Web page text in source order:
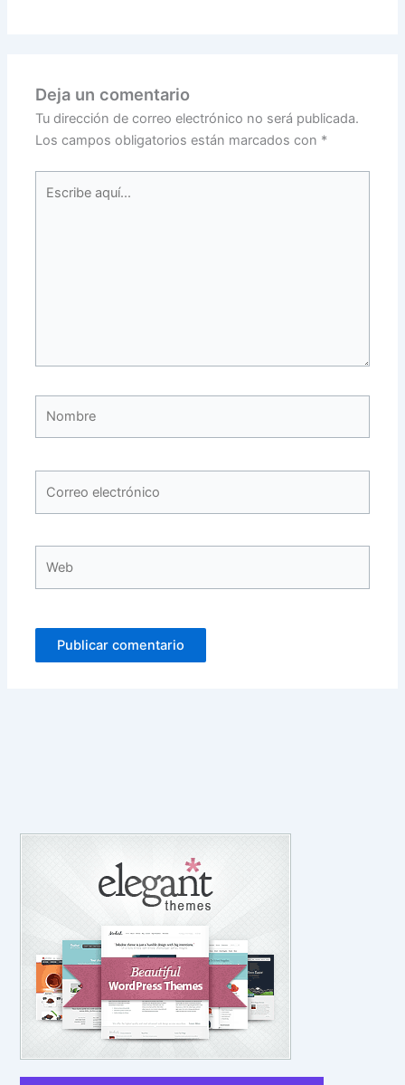
Deja un comentario
Tu dirección de correo electrónico no será publicada.
Los campos obligatorios están marcados con *
aquí...
electrónico